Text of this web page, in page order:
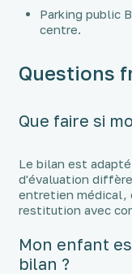
Parking public
centre.
Questions
Que faire si
Le bilan est
d'évaluation
entretien médical,
restitution avec
Mon enfant
bilan ?